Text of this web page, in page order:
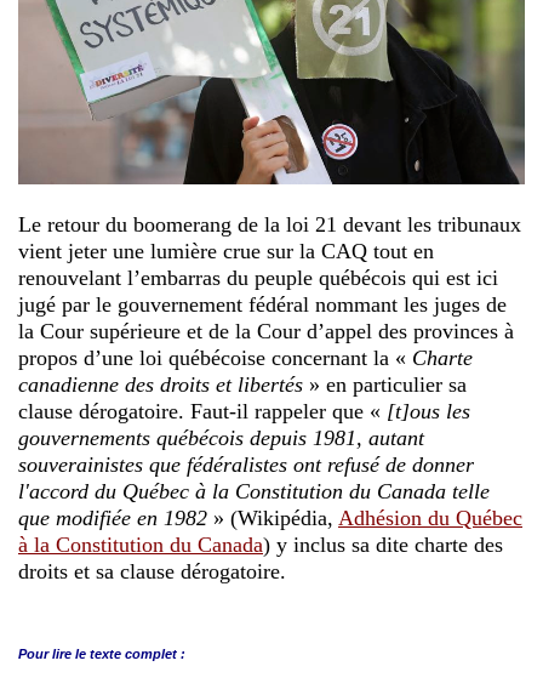
Le retour du boomerang de la loi 21 devant les tribunaux
vient jeter une lumière crue sur la CAQ tout en
renouvelant l’embarras du peuple québécois qui est ici
jugé par le gouvernement fédéral nommant les juges de
la Cour supérieure et de la Cour d’appel des provinces à
propos d’une loi québécoise concernant la « Charte
canadienne des droits et libertés » en particulier sa
clause dérogatoire. Faut-il rappeler que « [t]ous les
gouvernements québécois depuis 1981, autant
souverainistes que fédéralistes ont refusé de donner
l'accord du Québec à la Constitution du Canada telle
que modifiée en 1982 » (Wikipédia, Adhésion du Québec
à la Constitution du Canada) y inclus sa dite charte des
droits et sa clause dérogatoire.
Pour lire le texte complet :